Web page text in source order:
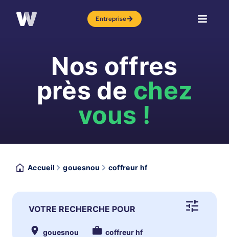
Entreprise
Nos offres
près de chez
vous !
Accueil gouesnou coffreur hf
VOTRE RECHERCHE POUR
gouesnou coffreur hf